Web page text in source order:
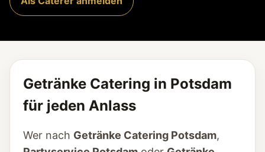
Getränke Catering in Potsdam
für jeden Anlass
Wer nach Getränke Catering Potsdam,